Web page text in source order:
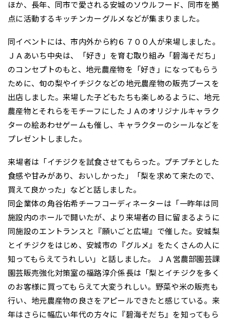
ほか、長年、同市で愛される安城のソウルフード、同市を拠
点に活動するキッチンカーグルメなどが集まりました。
同イベントには、市内外から約６７００人が来場しました。
ＪＡあいち中央は、「好き」を育む取り組み「碧海そだち」
のコンセプトのもと、地元農産物を「好き」になってもらう
ために、旬の梨やイチジクなどの地元農産物の販売ブースを
出店しました。来場した子どもたちも楽しめるように、地元
農産物とそれらをモチーフにしたＪＡのオリジナルキャラク
ターの絵あわせゲームも催し、キャラクターのシールなどを
プレゼントしました。
来場者は「イチジクを試食させてもらった。プチプチとした
食感や甘みがあり、おいしかった」「梨を求めて来たので、
買えて良かった」などと話しました。
同企業体の角谷佑希チーフコーディネーターは「一昨年は同
施設内のホールで開いたが、より来場者の目に留まるように
同施設のエントランスと『願いごと広場』で催した。安城梨
とイチジクをはじめ、安城市の『グルメ』をたくさんの人に
知ってもらえてうれしい」と話しました。 ＪＡ営農部園芸課
園芸販売強化対策室の福路淳介係長は「梨とイチジクを多く
のお客様に買ってもらえて大変うれしい。野菜や米の販売も
行い、地元農産物の良さをアピールできたと感じている。来
年はさらに幅広い年代の方々に『碧海そだち』を知ってもら